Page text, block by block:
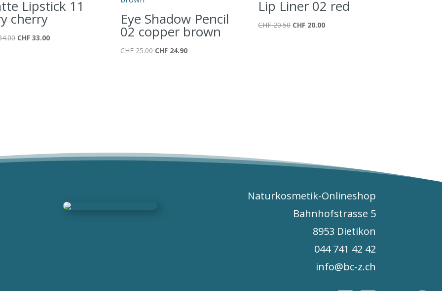
Lipstick 11
cherry
Ursprünglicher
CHF 33.00Aktueller
Eye Shadow Pencil
02 copper brown
CHF25.00 Ursprünglicher
CHF 24.90Aktueller
Lip Liner 02 red
CHF20.50 Ursprünglicher
CHF 20.00Aktueller
Naturkosmetik-Onlineshop
Bahnhofstrasse 5
8953 Dietikon
044 741 42 42
info@bc-z.ch